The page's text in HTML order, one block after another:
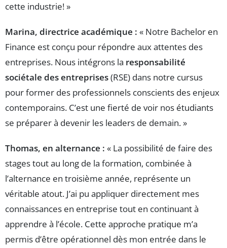
cette industrie! »
Marina, directrice académique : « Notre Bachelor en
Finance est conçu pour répondre aux attentes des
entreprises. Nous intégrons la responsabilité
sociétale des entreprises(RSE) dans notre cursus
pour former des professionnels conscients des enjeux
contemporains. C’est une fierté de voir nos étudiants
se préparer à devenir les leaders de demain. »
Thomas, en alternance : « La possibilité de faire des
stages tout au long de la formation, combinée à
l’alternance en troisième année, représente un
véritable atout. J’ai pu appliquer directement mes
connaissances en entreprise tout en continuant à
apprendre à l’école. Cette approche pratique m’a
permis d’être opérationnel dès mon entrée dans le